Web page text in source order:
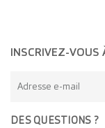
DES QUESTIONS ?
INSCRIVEZ-VOUS
Adresse e-mail